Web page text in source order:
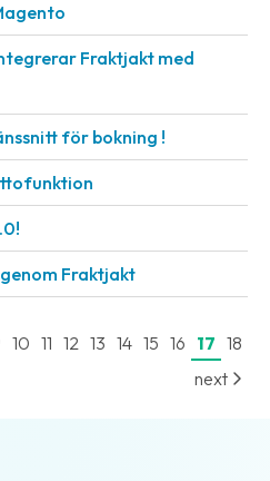
Fraktjakt med
för bokning !
Fraktjakt
10 11 12 13 14 15 16 17 18
next